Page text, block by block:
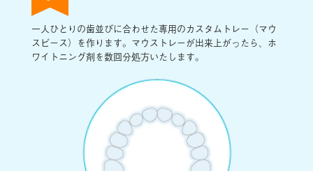
一人ひとりの歯並びに合わせた専用のカスタムトレー（マウ
スピース）を作ります。マウストレーが出来上がったら、ホ
ワイトニング剤を数回分処方いたします。